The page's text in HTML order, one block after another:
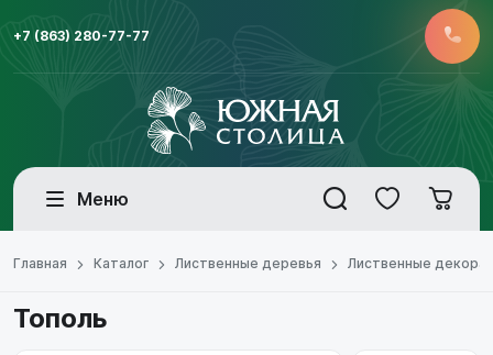
+7 (863) 280-77-77
Меню
Главная Каталог Лиственные деревья Лиственные
Тополь